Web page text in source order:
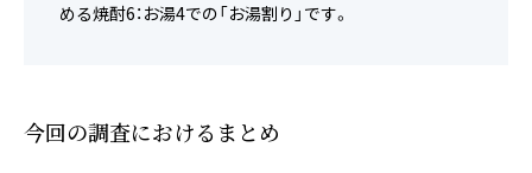
める焼酎6：お湯4での「お湯割り」です。
今回の調査におけるまとめ